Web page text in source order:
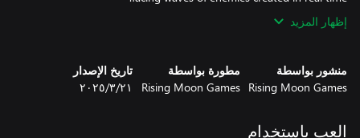
إظهار المزيد
منشور بواسطة
Rising Moon Games
مطورة بواسطة
Rising Moon Games
تاريخ الإصدار
٢١‏/٣‏/٢٠٢٥
العب باستخدام